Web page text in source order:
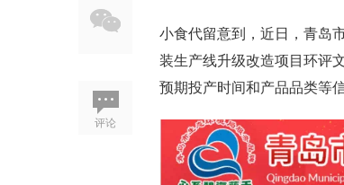
评论
小食代留意到，近日，青岛
装生产线升级改造项目环评
预期投产时间和产品品类等信